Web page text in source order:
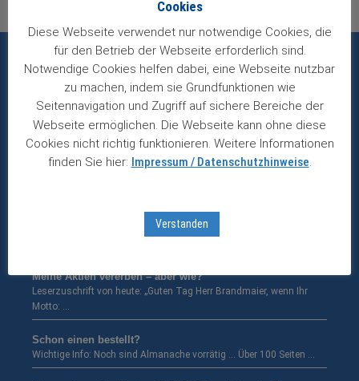
Aktuell im Börsenticker/Börsenfragen
Bierriese profitiert von Wachstum in Asien und Afrika. Eigentlich
hatten …
Börsenfieber in Österreich …
Meine Aktien vererben – aber wie?
Leserzuschrift von heute: „Guten Tag Herr Brandmaier, wenn Ihr
Motto: …
Schon einen bestellt?
Wichtige Info: Noch sind Almanache vorrätig … Über 100 Seiten …
Cookies
Diese Webseite verwendet nur notwendige Cookies, die
für den Betrieb der Webseite erforderlich sind.
Notwendige Cookies helfen dabei, eine Webseite nutzbar
zu machen, indem sie Grundfunktionen wie
Seitennavigation und Zugriff auf sichere Bereiche der
Webseite ermöglichen. Die Webseite kann ohne diese
Cookies nicht richtig funktionieren. Weitere Informationen
finden Sie hier: Impressum / Datenschutzhinweise
Verstanden